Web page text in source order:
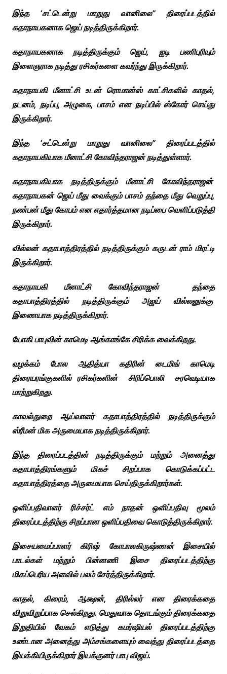
இந்த ‘சட்டென்று மாறுது வானிலை” திரைப்படத்தில்
கதாநாயகனாக ஜெய் நடித்திருக்கிறார்.
கதாநாயகனாக நடித்திருக்கும் ஜெய், ஐடி பணிபுரியும்
இளைஞராக நடித்து ரசிகர்களை கவர்ந்து இருக்கிறார்.
கதாநாயகி மீனாட்சி உடன் ரொமான்ஸ் காட்சிகளில்காதல்,
நடனம், நடிப்பு, அழுகை, பாசம் என நடிப்பில் ஸ்கோர் செய்து
இருக்கிறார்.
இந்த ‘சட்டென்று மாறுது வானிலை” திரைப்படத்தில்
கதாநாயகியாக மீனாட்சி கோவிந்தராஜன் நடித்துள்ளார்.
கதாநாயகியாக நடித்திருக்கும் மீனாட்சி கோவிந்தராஜன்
கதாநாயகன் ஜெய் மீது வைக்கும் பாசம் தந்தை மீது வெறுப்பு,
நண்பன் மீது கோபம் என எதார்த்தமான நடிப்பை வெளிப்படுத்தி
இருக்கிறார்.
வில்லன் கதாபாத்திரத்தில் நடித்திருக்கும் கருடன் ராம்மிரட்டி
இருக்கிறார்.
கதாநாயகி மீனாட்சி கோவிந்தராஜன் தந்தை
கதாபாத்திரத்தில் நடித்திருக்கும் அஜய் வில்லனுக்கு
இணையாக நடித்திருக்கிறார்.
யோகி பாபுவின் காமெடி ஆங்காங்கே சிரிக்க வைக்கிறது.
வழக்கம் போல ஆதித்யா கதிரின் டைமிங் காமெடி
திரையரங்குகளில் ரசிகர்களின் சிரிப்பொலி சரவெடியாக
மாற்றுகிறது.
காவல்துறை ஆய்வாளர் கதாபாத்திரத்தில் நடித்திருக்கும்
ஸ்ரீமன் மிக அருமையாக நடித்திருக்கிறார்.
இந்த திரைப்படத்தின் நடித்திருக்கும் மற்றும் அனைத்து
கதாபாத்திரங்களும் மிகச் சிறப்பாக கொடுக்கப்பட்ட
கதாபாத்திரத்தை அருமையாக செய்திருக்கிறார்கள்.
ஒளிப்பதிவாளர் ரிச்சர்ட் எம் நாதன் ஒளிப்பதிவு மூலம்
திரைப்படத்திற்கு சிறப்பான ஒளிப்பதிவை கொடுத்திருக்கிறார்.
இசையமைப்பாளர் கிரிஷ் கோபாலகிருஷ்ணன் இசையில்
பாடல்கள் மற்றும் பின்னணி இசை திரைப்படத்திற்கு
மிகப்பெரிய அளவில் பலம் சேர்த்திருக்கிறார்.
காதல், கிரைம், ஆக்ஷன், திரில்லர் என திரைக்கதை
விறுவிறுப்பாக செல்கிறது. மெதுவாக தொடங்கும் திரைக்கதை
இறுதியில் வேகம் எடுத்து கமர்ஷியல் திரைப்படத்திற்கு
உண்டான அனைத்து அம்சங்களையும் வைத்து திரைப்படத்தை
இயக்கியிருக்கிறார் இயக்குனர் பாபு விஜய்.